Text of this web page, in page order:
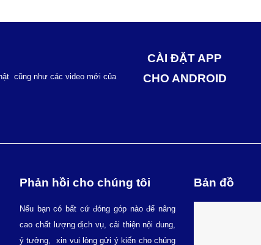
cũng như các video mới của
CÀI ĐẶT APP
CHO ANDROID
Phản hồi cho chúng tôi
Nếu bạn có bất cứ đóng góp nào để nâng
cao chất lượng dịch vụ, cải thiện nội dung,
ý tưởng, xin vui lòng gửi ý kiến cho chúng
Bản đồ